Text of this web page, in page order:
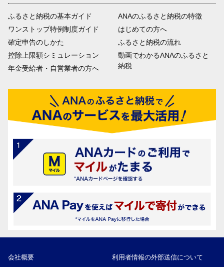
ふるさと納税の基本ガイド
ワンストップ特例制度ガイド
確定申告のしかた
控除上限額シミュレーション
年金受給者・自営業者の方へ
ANAのふるさと納税の特徴
はじめての方へ
ふるさと納税の流れ
動画でわかるANAのふるさと
納税
会社概要
利用者情報の外部送信について